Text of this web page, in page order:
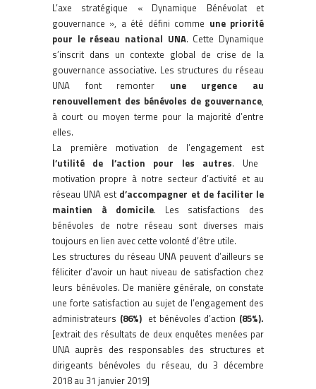
L’axe stratégique « Dynamique Bénévolat et
gouvernance », a été défini comme une priorité
pour le réseau national UNA. Cette Dynamique
s’inscrit dans un contexte global de crise de la
gouvernance associative. Les structures du réseau
UNA font remonter une urgence au
renouvellement des bénévoles de gouvernance,
à court ou moyen terme pour la majorité d’entre
elles.
La première motivation de l’engagement est
l’utilité de l’action pour les autres. Une
motivation propre à notre secteur d’activité et au
réseau UNA est d’accompagner et de faciliter le
maintien à domicile. Les satisfactions des
bénévoles de notre réseau sont diverses mais
toujours en lien avec cette volonté d’être utile.
Les structures du réseau UNA peuvent d’ailleurs se
féliciter d’avoir un haut niveau de satisfaction chez
leurs bénévoles. De manière générale, on constate
une forte satisfaction au sujet de l’engagement des
administrateurs (86%)et bénévoles d’action (85%).
[extrait des résultats de deux enquêtes menées par
UNA auprès des responsables des structures et
dirigeants bénévoles du réseau, du 3 décembre
2018 au 31 janvier 2019]